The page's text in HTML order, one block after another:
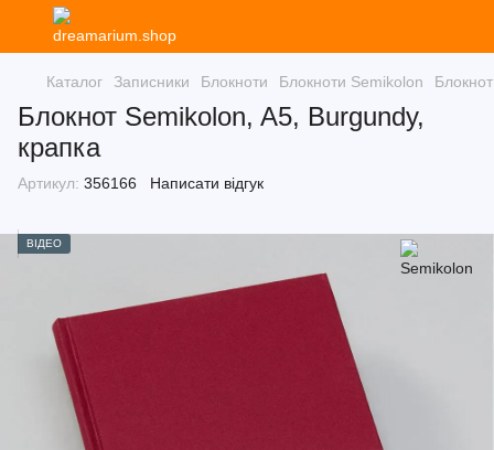
Каталог Записники Блокноти Блокноти Semikolon
Блокнот Semikolon, A5, Burgundy,
крапка
Артикул: 356166 Написати відгук
ВІДЕО